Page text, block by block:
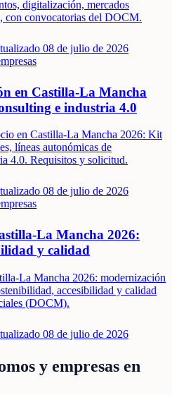
digitalización, mercados
con convocatorias del DOCM.
08 de julio de 2026
en Castilla-La Mancha
e industria 4.0
en Castilla-La Mancha 2026: Kit
líneas autonómicas de
4.0. Requisitos y solicitud.
08 de julio de 2026
La Mancha 2026:
y calidad
La Mancha 2026: modernización
accesibilidad y calidad
(DOCM).
08 de julio de 2026
y empresas en